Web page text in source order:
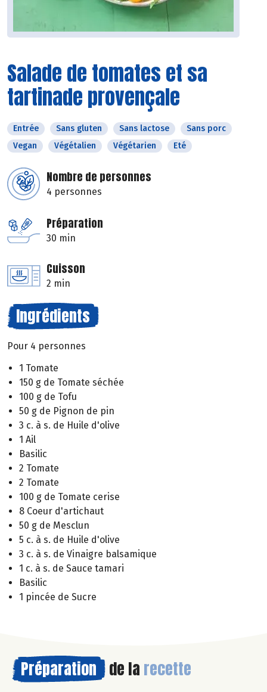
Salade de tomates et sa
tartinade provençale
Entrée Sans gluten Sans lactose
Sans porc
Vegan
Végétalien Végétarien Eté
Nombre de personnes
4 personnes
Préparation
30 min
Cuisson
2 min
Ingrédients
Pour 4 personnes
1 Tomate
150 g de Tomate séchée
100 g de Tofu
50 g de Pignon de pin
3 c. à s. de Huile d'olive
1 Ail
Basilic
2 Tomate
2 Tomate
100 g de Tomate cerise
8 Coeur d'artichaut
50 g de Mesclun
5 c. à s. de Huile d'olive
3 c. à s. de Vinaigre balsamique
1 c. à s. de Sauce tamari
Basilic
1 pincée de Sucre
Préparation de la recette